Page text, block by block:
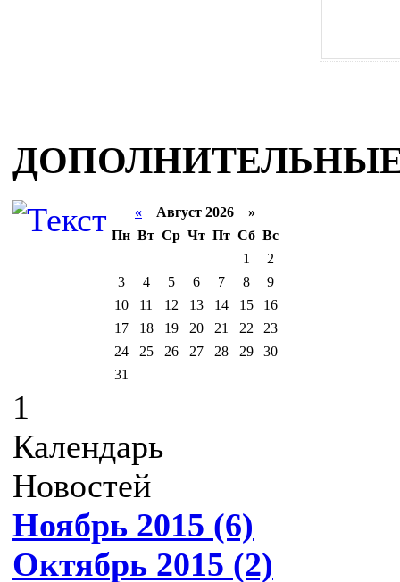
« Август 2026 »
Пн Вт Ср Чт Пт Сб Вс
1
2
3
4 5 6 7 8
9
10
11 12 13 14 15
16
17
18 19 20 21 22
23
24
25 26 27 28 29
30
31
1
Календарь
Новостей
Ноябрь 2015 (6)
Октябрь 2015 (2)